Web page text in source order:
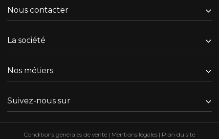
Nous contacter
La société
Nos métiers
Suivez-nous sur
Conditions générales de vente | Mentions légales | Plan du site